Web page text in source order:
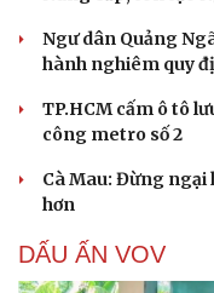
Ngư dân Quảng
hành nghiêm quy
TP.HCM cấm ô tô
công metro số 2
Cà Mau: Đừng ngại
hơn
DẤU ẤN VOV